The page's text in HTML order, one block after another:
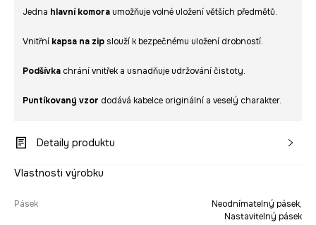
Jedna hlavní komora umožňuje volné uložení větších předmětů.
Vnitřní kapsa na zip slouží k bezpečnému uložení drobností.
Podšívka chrání vnitřek a usnadňuje udržování čistoty.
Puntíkovaný vzor dodává kabelce originální a veselý charakter.
Detaily produktu
Vlastnosti výrobku
Pásek
Neodnímatelný pásek,
Nastavitelný pásek